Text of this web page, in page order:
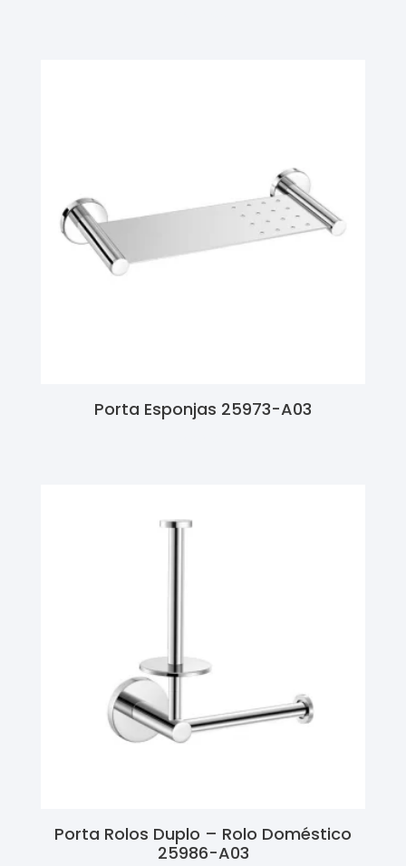
Porta Esponjas 25973-A03
Porta Rolos Duplo – Rolo Doméstico
25986-A03